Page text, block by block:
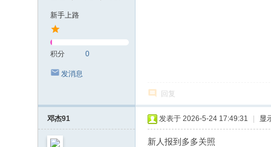
新手上路
积分 0
发消息
回复
邓杰91 发表于 2026-5-24 17:49:31 显
新人报到多多关照